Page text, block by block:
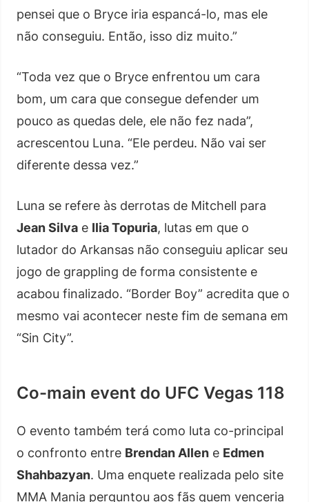
pensei que o Bryce iria espancá-lo, mas ele
não conseguiu. Então, isso diz muito.”
“Toda vez que o Bryce enfrentou um cara
bom, um cara que consegue defender um
pouco as quedas dele, ele não fez nada”,
acrescentou Luna. “Ele perdeu. Não vai ser
diferente dessa vez.”
Luna se refere às derrotas de Mitchell para
Jean Silva e Ilia Topuria, lutas em que o
lutador do Arkansas não conseguiu aplicar seu
jogo de grappling de forma consistente e
acabou finalizado. “Border Boy” acredita que o
mesmo vai acontecer neste fim de semana em
“Sin City”.
Co-main event do UFC Vegas 118
O evento também terá como luta co-principal
o confronto entre Brendan Allen e Edmen
Shahbazyan. Uma enquete realizada pelo site
MMA Mania perguntou aos fãs quem venceria